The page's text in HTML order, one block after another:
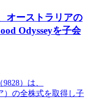
オーストラリアの
Odysseyを子会
）は、
）の全株式を取得し子